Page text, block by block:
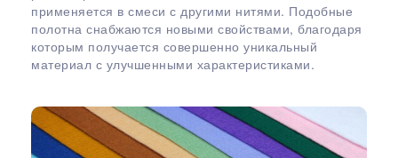
применяется в смеси с другими нитями. Подобные
полотна снабжаются новыми свойствами, благодаря
которым получается совершенно уникальный
материал с улучшенными характеристиками.